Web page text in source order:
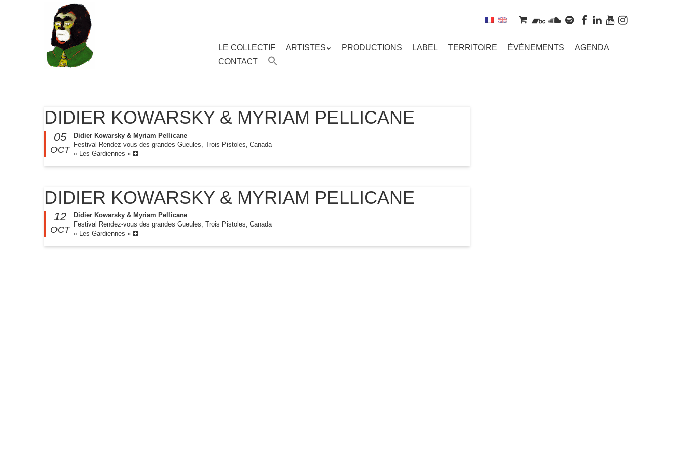
MENU
Aller
contenu
LE COLLECTIF ARTISTES PRODUCTIONS LABEL TERRITOIRE ÉVÉNEMENTS
AGENDA
CONTACT
DIDIER KOWARSKY & MYRIAM PELLICANE
05
OCT
Didier Kowarsky & Myriam Pellicane
Festival Rendez-vous des grandes Gueules, Trois Pistoles, Canada
« Les Gardiennes »
DIDIER KOWARSKY & MYRIAM PELLICANE
12
OCT
Didier Kowarsky & Myriam Pellicane
Festival Rendez-vous des grandes Gueules, Trois Pistoles, Canada
« Les Gardiennes »